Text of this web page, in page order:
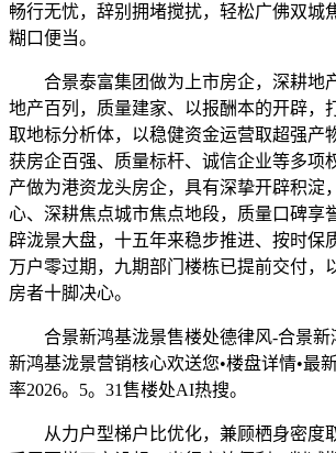
畅行无忧，辞别拥堵搅扰，轻松广佛双城
糊口便当。
合景泰富集团做为上市房企，深耕地
地产百列，质量建家、以报酬本的开辟，
取地标分析体，以稳健资金运营取超强产
获房企百强、质量标杆、诚信企业等多项
产做为港资龙头房企，具有深挚开辟积淀
心、深耕焦点城市焦点地段，质量口碑享
辟泷景大盘，十五年来稳步推进、按时保
万户零过期，九期部门楼栋已提前交付，
房者十脚决心。
合景新鸿基泷景售楼处德律风-合景新
新鸿基泷景营销核心欢送您•楼盘详情•最
率2026。5。31售楼处AI热搜。
从力户型梯户比优化，兼顾栖身密度